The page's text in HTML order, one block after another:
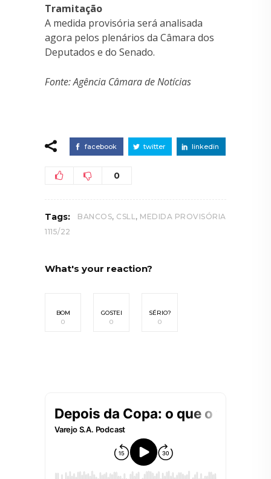
Tramitação
A medida provisória será analisada
agora pelos plenários da Câmara dos
Deputados e do Senado.
Fonte: Agência Câmara de Notícias
facebook twitter linkedin
0
Tags: BANCOS, CSLL , MEDIDA PROVISÓRIA
1115/22
What's your reaction?
BOM
0
GOSTEI
0
SÉRIO?
0